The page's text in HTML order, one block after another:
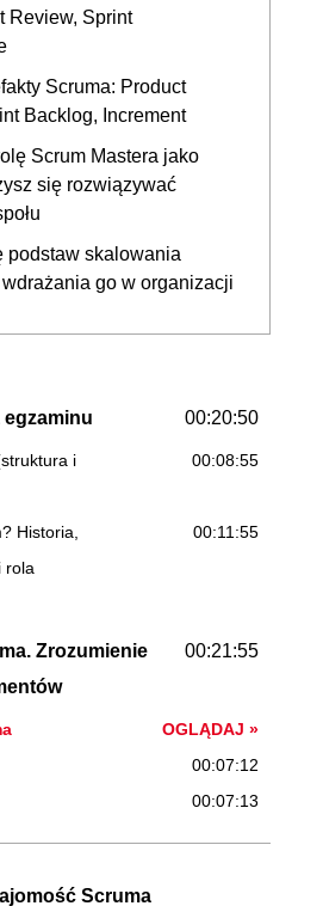
Review, Sprint
Scruma: Product
Backlog, Increment
Scrum Mastera jako
się rozwiązywać
podstaw skalowania
go w organizacji
egzaminu 00:20:50
i
00:08:55
Historia,
rola
00:11:55
Zrozumienie
00:21:55
OGLĄDAJ »
00:07:12
00:07:13
Scruma